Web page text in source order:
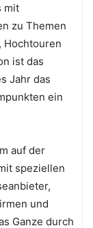
mit
zu Themen
Hochtouren
ist das
Jahr das
ein
auf der
speziellen
und
Ganze durch